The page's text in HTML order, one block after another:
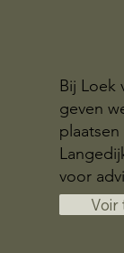
Bij Loek
geven
voor
Voir